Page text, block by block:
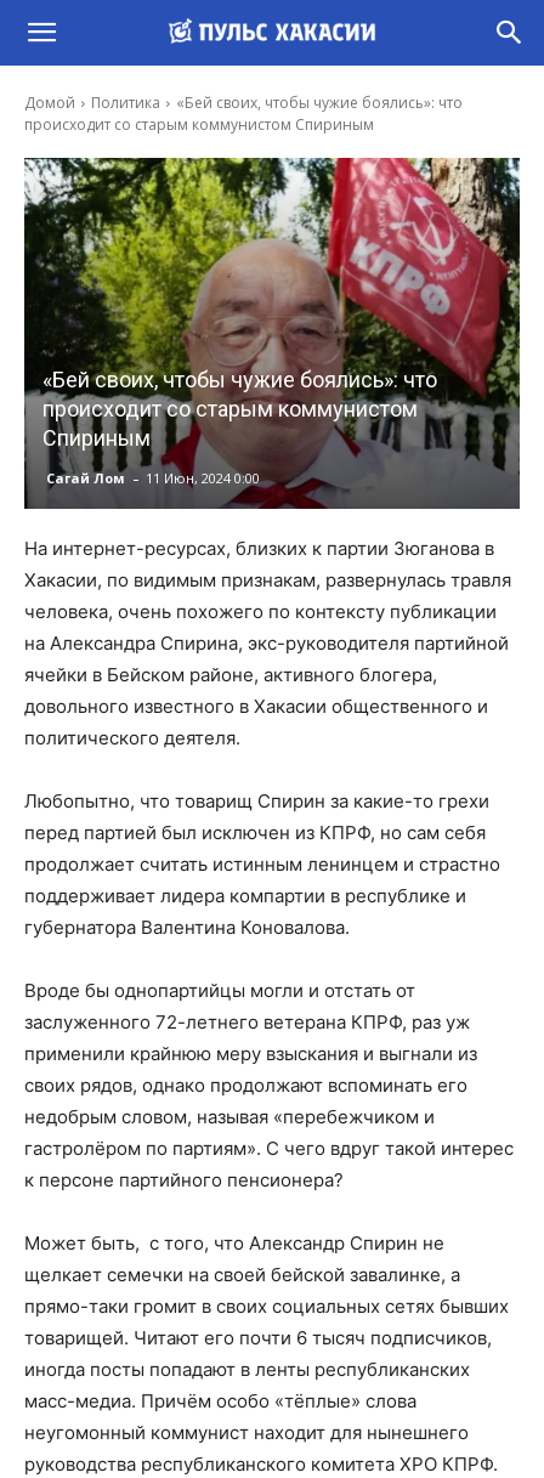
Домой Политика
«Бей своих, чтобы чужие боялись»: что
происходит со старым коммунистом Спириным
«Бей своих, чтобы чужие боялись»: что
происходит со старым коммунистом
Спириным
Сагай Лом - 11 Июн, 2024 0:00
На интернет-ресурсах, близких к партии Зюганова в
Хакасии, по видимым признакам, развернулась травля
человека, очень похожего по контексту публикации
на Александра Спирина, экс-руководителя партийной
ячейки в Бейском районе, активного блогера,
довольного известного в Хакасии общественного и
политического деятеля.
Любопытно, что товарищ Спирин за какие-то грехи
перед партией был исключен из КПРФ, но сам себя
продолжает считать истинным ленинцем и страстно
поддерживает лидера компартии в республике и
губернатора Валентина Коновалова.
Вроде бы однопартийцы могли и отстать от
заслуженного 72-летнего ветерана КПРФ, раз уж
применили крайнюю меру взыскания и выгнали из
своих рядов, однако продолжают вспоминать его
недобрым словом, называя «перебежчиком и
гастролёром по партиям». С чего вдруг такой интерес
к персоне партийного пенсионера?
Может быть, с того, что Александр Спирин не
щелкает семечки на своей бейской завалинке, а
прямо-таки громит в своих социальных сетях бывших
товарищей. Читают его почти 6 тысяч подписчиков,
иногда посты попадают в ленты республиканских
масс-медиа. Причём особо «тёплые» слова
неугомонный коммунист находит для нынешнего
руководства республиканского комитета ХРО КПРФ.